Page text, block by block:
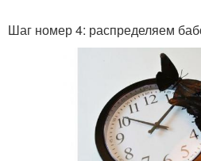
Шаг номер 4: распределяем